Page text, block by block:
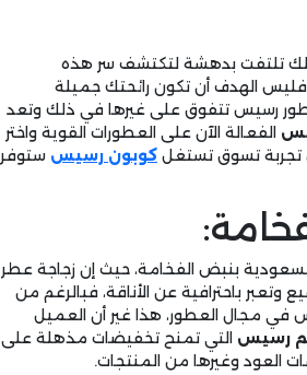
تلتفت بدهشة لتكتشف سر هذه
فليس الهدف أن تكون رائحتك جميلة
رسيس تتفوق على غيرها في ذلك وتعد
الفعالة الآن على العطورات القوية واختر
تسوق تستغل كوبون رسيس ستوفر
بنبض الفخامة، حيث إن زجاجة عطر
باحترافية عن الأناقة، فبالرغم من
في مجال العطور، هذا غير أن العميل
رسيس التي تمنح تخفيضات مذهلة على
العود وغيرها من المنتجات.